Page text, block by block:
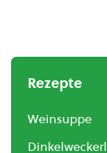
Rezepte
Weinsuppe
Dinkelweckerl